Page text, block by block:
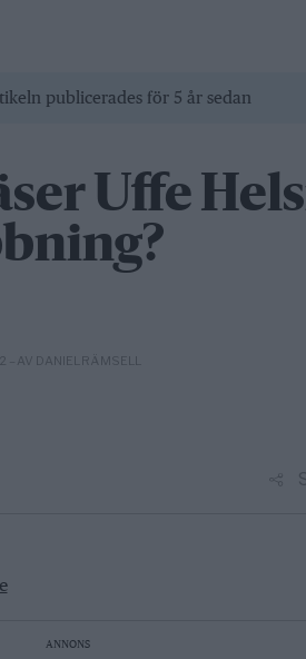
publicerades för 5 år sedan
Uffe
– AV DANIEL RÄMSELL
ANNONS